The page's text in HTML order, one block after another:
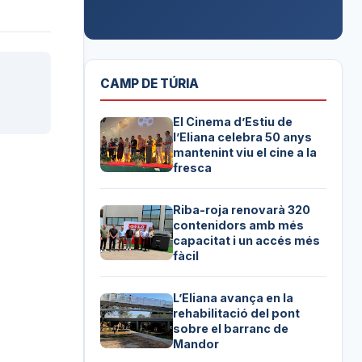
CAMP DE TÚRIA
El Cinema d’Estiu de
l’Eliana celebra 50 anys
mantenint viu el cine a la
fresca
Riba-roja renovarà 320
contenidors amb més
capacitat i un accés més
fàcil
L’Eliana avança en la
rehabilitació del pont
sobre el barranc de
Mandor